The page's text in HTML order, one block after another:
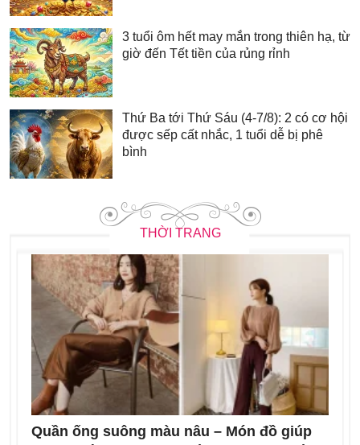
3 tuổi ôm hết may mắn trong thiên hạ, từ
giờ đến Tết tiền của rủng rỉnh
Thứ Ba tới Thứ Sáu (4-7/8): 2 có cơ hội
được sếp cất nhắc, 1 tuổi dễ bị phê
bình
THỜI TRANG
Quần ống suông màu nâu – Món đồ giúp